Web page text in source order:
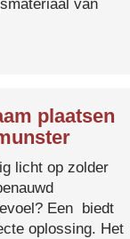
van
plaatsen
licht op zolder
Een biedt
oplossing. Het